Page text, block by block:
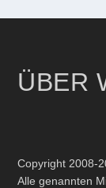
ÜBER
Copyright 2008-
Alle genannten